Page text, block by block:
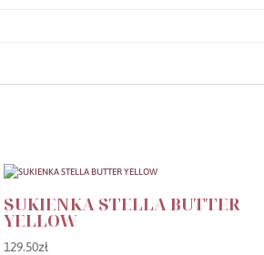
SUKIENKA STELLA BUTTER
YELLOW
129.50zł